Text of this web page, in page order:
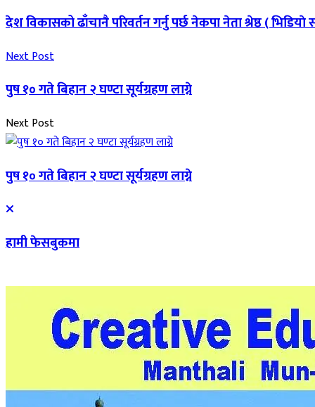
देश विकासको ढाँचानै परिवर्तन गर्नु पर्छ नेकपा नेता श्रेष्ठ ( भिडियाे
Next Post
पुष १० गते बिहान २ घण्टा सूर्यग्रहण लाग्ने
Next Post
पुष १० गते बिहान २ घण्टा सूर्यग्रहण लाग्ने
हामी फेसबुकमा